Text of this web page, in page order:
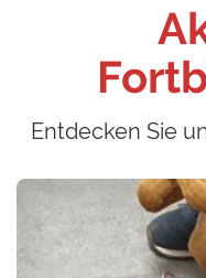
Entdecken Sie